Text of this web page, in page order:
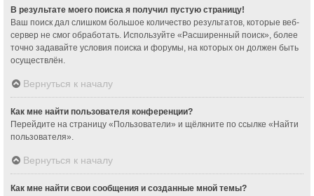
В результате моего поиска я получил пустую страницу!
Ваш поиск дал слишком большое количество результатов, которые веб-
сервер не смог обработать. Используйте «Расширенный поиск», более
точно задавайте условия поиска и форумы, на которых он должен быть
осуществлён.
Вернуться к началу
Как мне найти пользователя конференции?
Перейдите на страницу «Пользователи» и щёлкните по ссылке «Найти
пользователя».
Вернуться к началу
Как мне найти свои сообщения и созданные мной темы?